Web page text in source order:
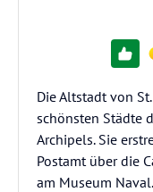
Die Altstadt von
schönsten Städte
Archipels. Sie
Postamt über die
am Museum